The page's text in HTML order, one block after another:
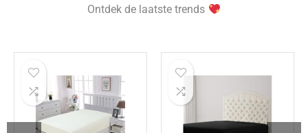
Ontdek de laatste trends